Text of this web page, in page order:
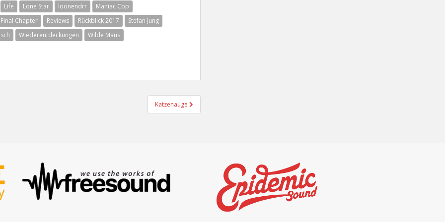
Life Lone Star loonendrr
Maniac Cop
Chapter Reviews Rückblick 2017
Stefan Jung
Wiederentdeckungen
Wilde Maus
Katzenauge